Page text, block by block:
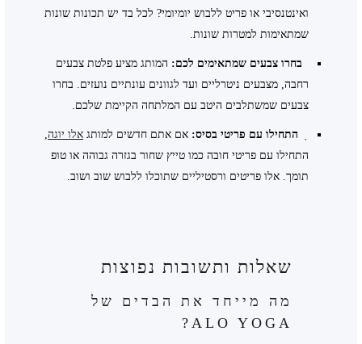
ואינטנסיבי או פריט ללבוש יומיומי? לכל בד יש תכונות שונות
שמתאימות למטרות שונות.
בחרו צבעים שמתאימים לכם: המותג מציע פלטת צבעים
רחבה, מצבעים ניטרליים ועד לגוונים עונתיים נועזים. בחרו
צבעים שמשתלבים היטב עם המלתחה הקיימת שלכם.
התחילו עם פריטי בסיס: אם אתם חדשים למותג אלו יוגה,
התחילו עם פריטי חובה כמו טייץ שחור בגזרה גבוהה או טופ
תומך. אלו פריטים ורסטיליים שתוכלו ללבוש שוב ושוב.
שאלות ותשובות נפוצות
מה מייחד את הבדים של
ALO YOGA?